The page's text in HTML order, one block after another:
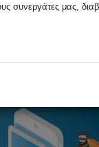
απάτες
συνεργάτες μας,